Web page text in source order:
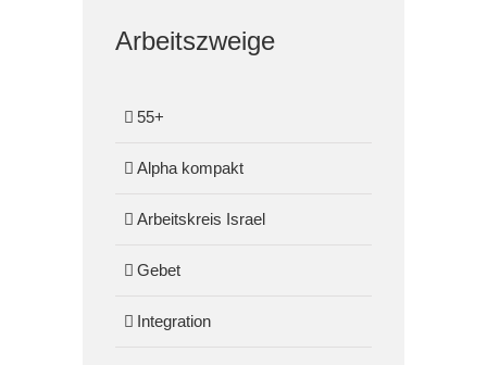
Arbeitszweige
55+
Alpha kompakt
Arbeitskreis Israel
Gebet
Integration